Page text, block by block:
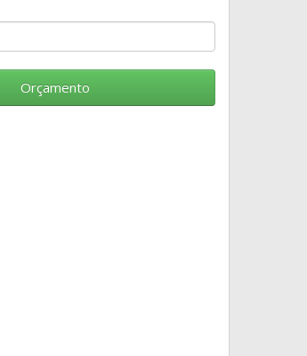
Orçamento